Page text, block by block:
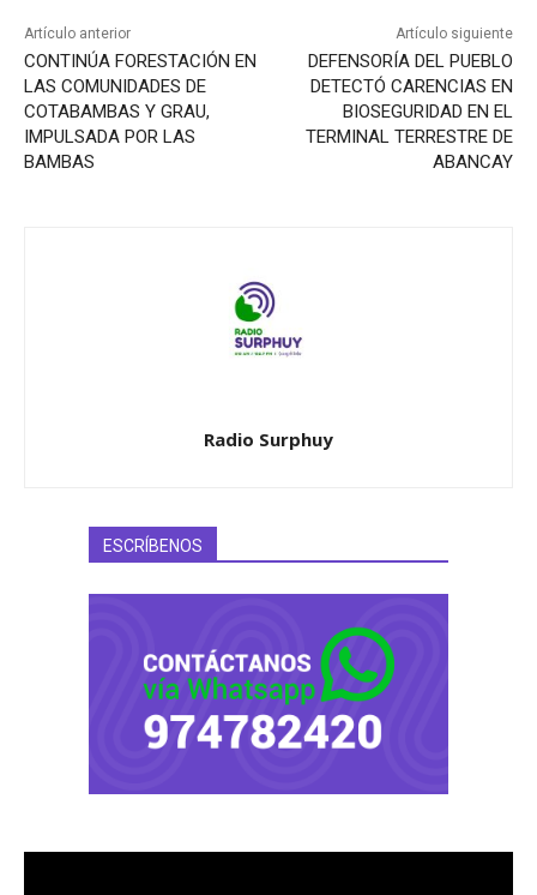
Artículo anterior
CONTINÚA FORESTACIÓN EN
LAS COMUNIDADES DE
COTABAMBAS Y GRAU,
IMPULSADA POR LAS
BAMBAS
Artículo siguiente
DEFENSORÍA DEL PUEBLO
DETECTÓ CARENCIAS EN
BIOSEGURIDAD EN EL
TERMINAL TERRESTRE DE
ABANCAY
Radio Surphuy
ESCRÍBENOS